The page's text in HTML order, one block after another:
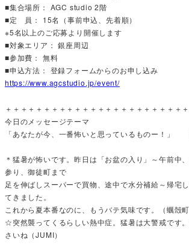
■集合場所： AGC studio 2階
■定 員： 15名（事前申込、先着順）
※5名以上のご応募より開催します
■対象エリア： 銀座周辺
■参加費： 無料
■申込方法： 登録フォームからのお申し込み
https://www.agcstudio.jp/event/
＋＋＋＋＋＋＋＋＋＋＋＋＋＋＋＋＋＋＋＋＋＋＋
今日のメッセージテーマ
「あなたが今、一番怖いと思っているものー！」
＊猛暑が怖いです。昨日は「お盆の入り」～午前中
参り、御徒町まで
足を伸ばしスーパーで買物、途中で水分補給～帰宅
てきました。
これから夏本番なのに、もうバテ気味です。（蠣殻
☆突然襲ってくるらしい熱中症。猛暑は大警戒です
さいね（JUMI）